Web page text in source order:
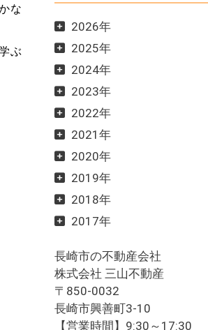
な
ぶ
2026年
2025年
2024年
2023年
2022年
2021年
2020年
2019年
2018年
2017年
長崎市の不動産会社
株式会社 三山不動産
〒850-0032
長崎市興善町3-10
【営業時間】9:30～17:30